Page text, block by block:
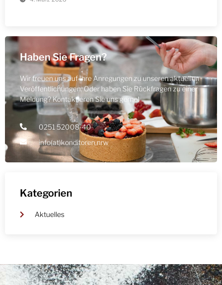
Haben Sie Fragen?
Wir freuen uns auf Ihre Anregungen zu unseren aktuellen
Veröffentlichungen. Oder haben Sie Rückfragen zu einer
Meldung? Kontaktieren Sie uns gerne!
0251 52008-40
info(at)konditoren.nrw
Kategorien
Aktuelles